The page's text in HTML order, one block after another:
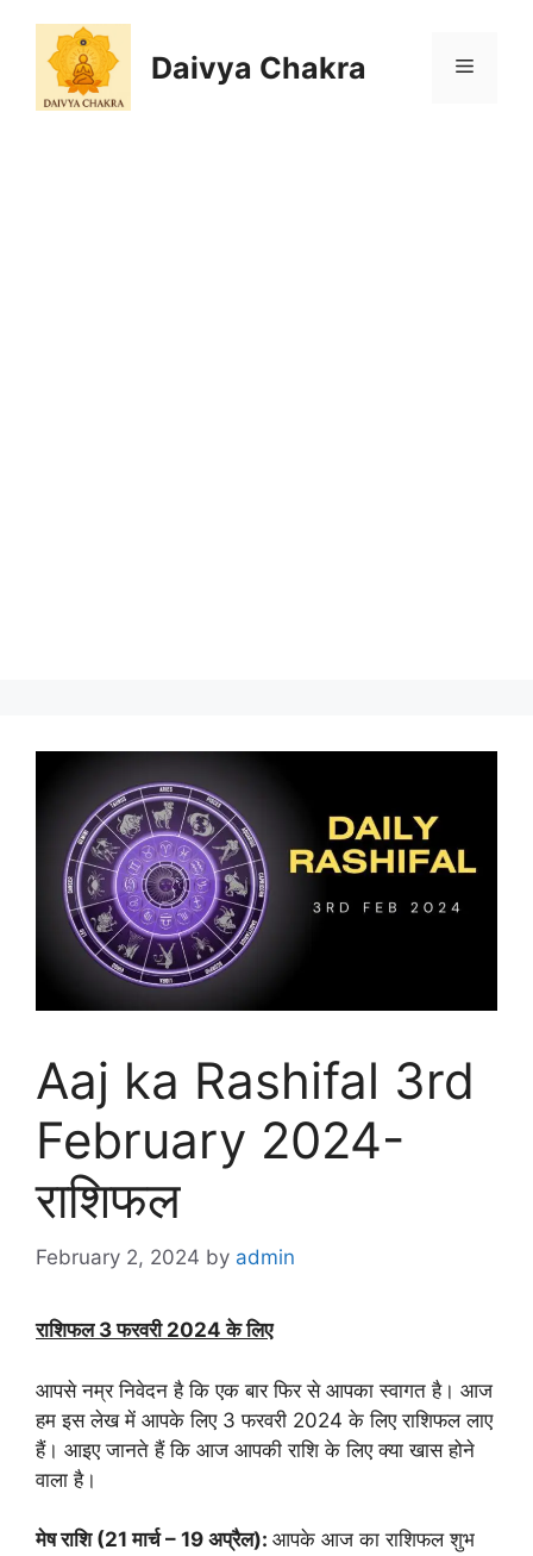
content
Daivya Chakra MENU
Aaj ka Rashifal 3rd
February 2024-
राशिफल
February 2, 2024 by admin
राशिफल 3 फरवरी 2024 के लिए
आपसे नम्र निवेदन है कि एक बार फिर से आपका स्वागत है। आज
हम इस लेख में आपके लिए 3 फरवरी 2024 के लिए राशिफल लाए
हैं। आइए जानते हैं कि आज आपकी राशि के लिए क्या खास होने
वाला है।
मेष राशि (21 मार्च – 19 अप्रैल): आपके आज का राशिफल शुभ